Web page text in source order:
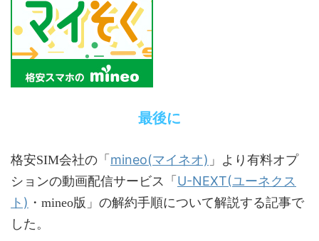
最後に
格安SIM会社の「 mineo(マイネオ) 」より有料オプ
ションの動画配信サービス「 U-NEXT(ユーネクス
ト) ・mineo版」の解約手順について解説する記事で
した。